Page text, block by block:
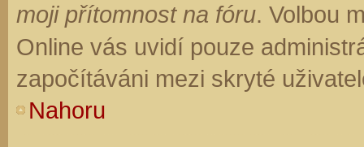
moji přítomnost na fóru. Volbou
Online vás uvidí pouze
započítáváni mezi skryté
Nahoru